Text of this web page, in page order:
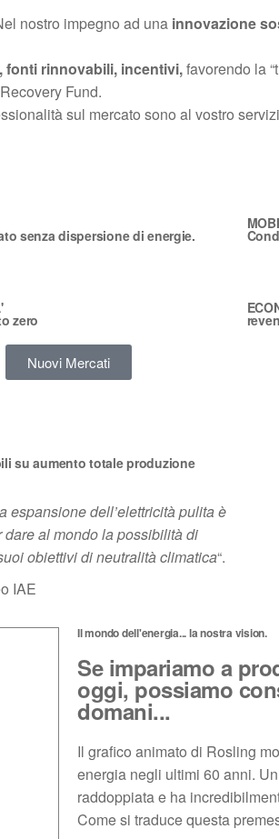
nostro impegno ad una innovazione
fonti rinnovabili, incentivi,favorendo la
Fund.
sul mercato sono al vostro
senza dispersione di energie.
zero
Nuovi Mercati
su aumento totale produzione
espansione dell’elettricità pulita è
dare al mondo la possibilità di
obiettivi di neutralità climatica“.
IAE
Il mondo dell'energia... la nostra vision.
Se impariamo a
oggi, possiamo
domani...
Il grafico animato di Rosling
energia negli ultimi 60 anni.
raddoppiata e ha
Come si traduce questa